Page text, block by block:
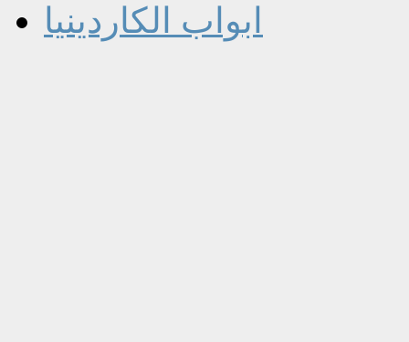
ابواب الكاردينيا